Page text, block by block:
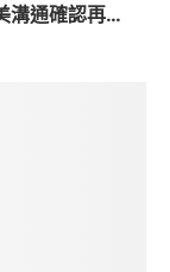
通確認再...